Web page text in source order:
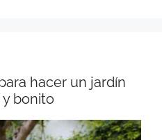
hacer un jardín
bonito